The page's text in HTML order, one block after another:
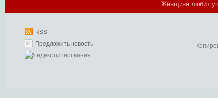
Женщина любит
RSS
Предложить новость